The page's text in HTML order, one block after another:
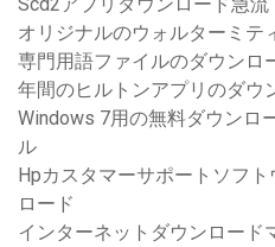
Scd2アプリダウンロード急流
オリジナルのウォルターミテ
専門用語ファイルのダウンロ
年間のヒルトンアプリのダウ
Windows 7用の無料ダウンロ
ル
Hpカスタマーサポートソフ
ロード
インターネットダウンロード